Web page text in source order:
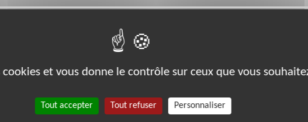
1901 , a pour but d'informer , de dédramatiser le don d'organes en intervenant
cookies et vous donne le contrôle sur ceux que vous
Tout accepter Tout refuser Personnaliser